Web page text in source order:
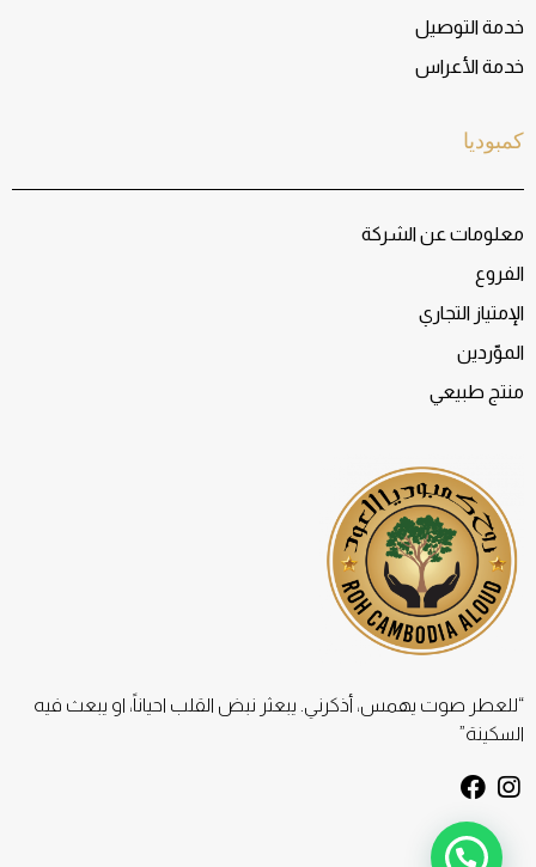
“للعطر صوت يهمس، أذكرني. يبعثر نبض القلب احياناً، او يبعث فيه
السكينة”
I
s
t
F
c
e
كمبوديا
معلومات عن الشركة
الفروع
الإمتياز التجاري
الموّردين
منتج طبيعي
خدمة التوصيل
خدمة الأعراس